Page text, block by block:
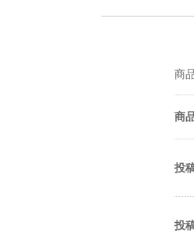
商
商
投
投